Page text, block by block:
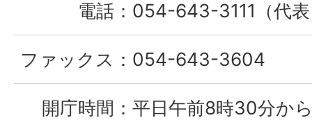
電話： 054-643-3111（代
ファックス： 054-643-3604
開庁時間： 平日午前8時30分か